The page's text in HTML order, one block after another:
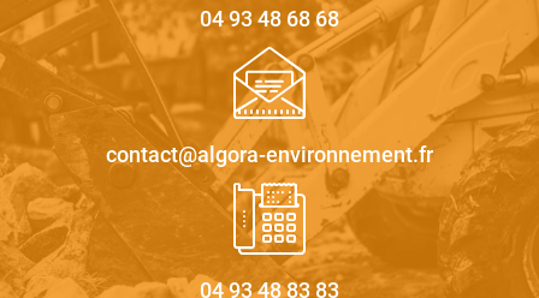
04 93 48 68 68
contact@algora-environnement.fr
04 93 48 83 83